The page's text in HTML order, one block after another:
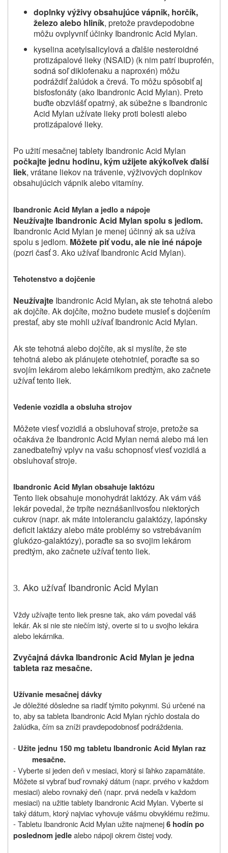
doplnky výživy obsahujúce vápnik, horčík,
železo alebo hliník, pretože pravdepodobne
môžu ovplyvniť účinky Ibandronic Acid Mylan.
kyselina acetylsalicylová a ďalšie nesteroidné
protizápalové lieky (NSAID) (k nim patrí ibuprofén,
sodná soľ diklofenaku a naproxén) môžu
podráždiť žalúdok a črevá. To môžu spôsobiť aj
bisfosfonáty (ako Ibandronic Acid Mylan). Preto
buďte obzvlášť opatrný, ak súbežne s Ibandronic
Acid Mylan užívate lieky proti bolesti alebo
protizápalové lieky.
Po užití mesačnej tablety Ibandronic Acid Mylan
počkajte jednu hodinu, kým užijete akýkoľvek ďalší
liek, vrátane liekov na trávenie, výživových doplnkov
obsahujúcich vápnik alebo vitamíny.
Ibandronic Acid Mylan a jedlo a nápoje
Neužívajte Ibandronic Acid Mylan spolu s jedlom.
Ibandronic Acid Mylan je menej účinný ak sa užíva
spolu s jedlom. Môžete piť vodu, ale nie iné nápoje
(pozri časť 3. Ako užívať Ibandronic Acid Mylan).
Tehotenstvo a dojčenie
Neužívajte Ibandronic Acid Mylan,ak ste tehotná alebo
ak dojčíte. Ak dojčíte, možno budete musieť s dojčením
prestať, aby ste mohli užívať Ibandronic Acid Mylan.
Ak ste tehotná alebo dojčíte, ak si myslíte, že ste
tehotná alebo ak plánujete otehotnieť, poraďte sa so
svojím lekárom alebo lekárnikom predtým, ako začnete
užívať tento liek.
Vedenie vozidla a obsluha strojov
Môžete viesť vozidlá a obsluhovať stroje, pretože sa
očakáva že Ibandronic Acid Mylan nemá alebo má len
zanedbateľný vplyv na vašu schopnosť viesť vozidlá a
obsluhovať stroje.
Ibandronic Acid Mylan obsahuje laktózu
Tento liek obsahuje monohydrát laktózy. Ak vám váš
lekár povedal, že trpíte neznášanlivosťou niektorých
cukrov (napr. ak máte intoleranciu galaktózy, lapónsky
deficit laktázy alebo máte problémy so vstrebávaním
glukózo-galaktózy), poraďte sa so svojim lekárom
predtým, ako začnete užívať tento liek.
3. Ako užívať Ibandronic Acid Mylan
Vždy užívajte tento liek presne tak, ako vám povedal váš
lekár. Ak si nie ste niečím istý, overte si to u svojho lekára
alebo lekárnika.
Zvyčajná dávka Ibandronic Acid Mylan je jedna
tableta raz mesačne.
Užívanie mesačnej dávky
Je dôležité dôsledne sa riadiť týmito pokynmi. Sú určené na
to, aby sa tableta Ibandronic Acid Mylan rýchlo dostala do
žalúdka, čím sa zníži pravdepodobnosť podráždenia.
- Užite jednu 150 mg tabletu Ibandronic Acid Mylan raz
mesačne.
-Vyberte si jeden deň v mesiaci, ktorý si ľahko zapamätáte.
Môžete si vybrať buď rovnaký dátum (napr. prvého v každom
mesiaci) alebo rovnaký deň (napr. prvá nedeľa v každom
mesiaci) na užitie tablety Ibandronic Acid Mylan. Vyberte si
taký dátum, ktorý najviac vyhovuje vášmu obvyklému režimu.
- Tabletu Ibandronic Acid Mylan užite najmenej6 hodín po
poslednom jedlealebo nápoji okrem čistej vody.